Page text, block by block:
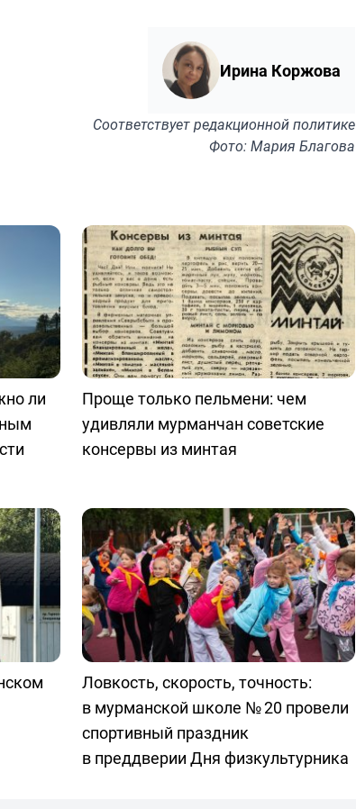
Ирина Коржова
Соответствуетредакционной политике
Фото: Мария Благова
ли
Проще только пельмени: чем
удивляли мурманчан советские
консервы из минтая
Ловкость, скорость, точность:
в мурманской школе № 20 провели
спортивный праздник
в преддверии Дня физкультурника